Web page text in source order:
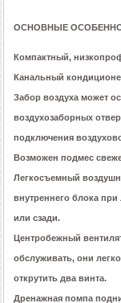
ОСНОВНЫЕ
Компактный,
Канальный
Забор воздуха может
воздухозаборных
подключения
Возможен подмес
Легкосъемный
внутреннего блока
или сзади.
Центробежный
обслуживать, они
открутить два винта.
Дренажная помпа